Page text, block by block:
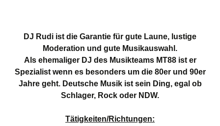
DJ Rudi ist die Garantie für gute Laune, lustige
Moderation und gute Musikauswahl.
Als ehemaliger DJ des Musikteams MT88 ist er
Spezialist wenn es besonders um die 80er und 90er
Jahre geht. Deutsche Musik ist sein Ding, egal ob
Schlager, Rock oder NDW.
Tätigkeiten/Richtungen: